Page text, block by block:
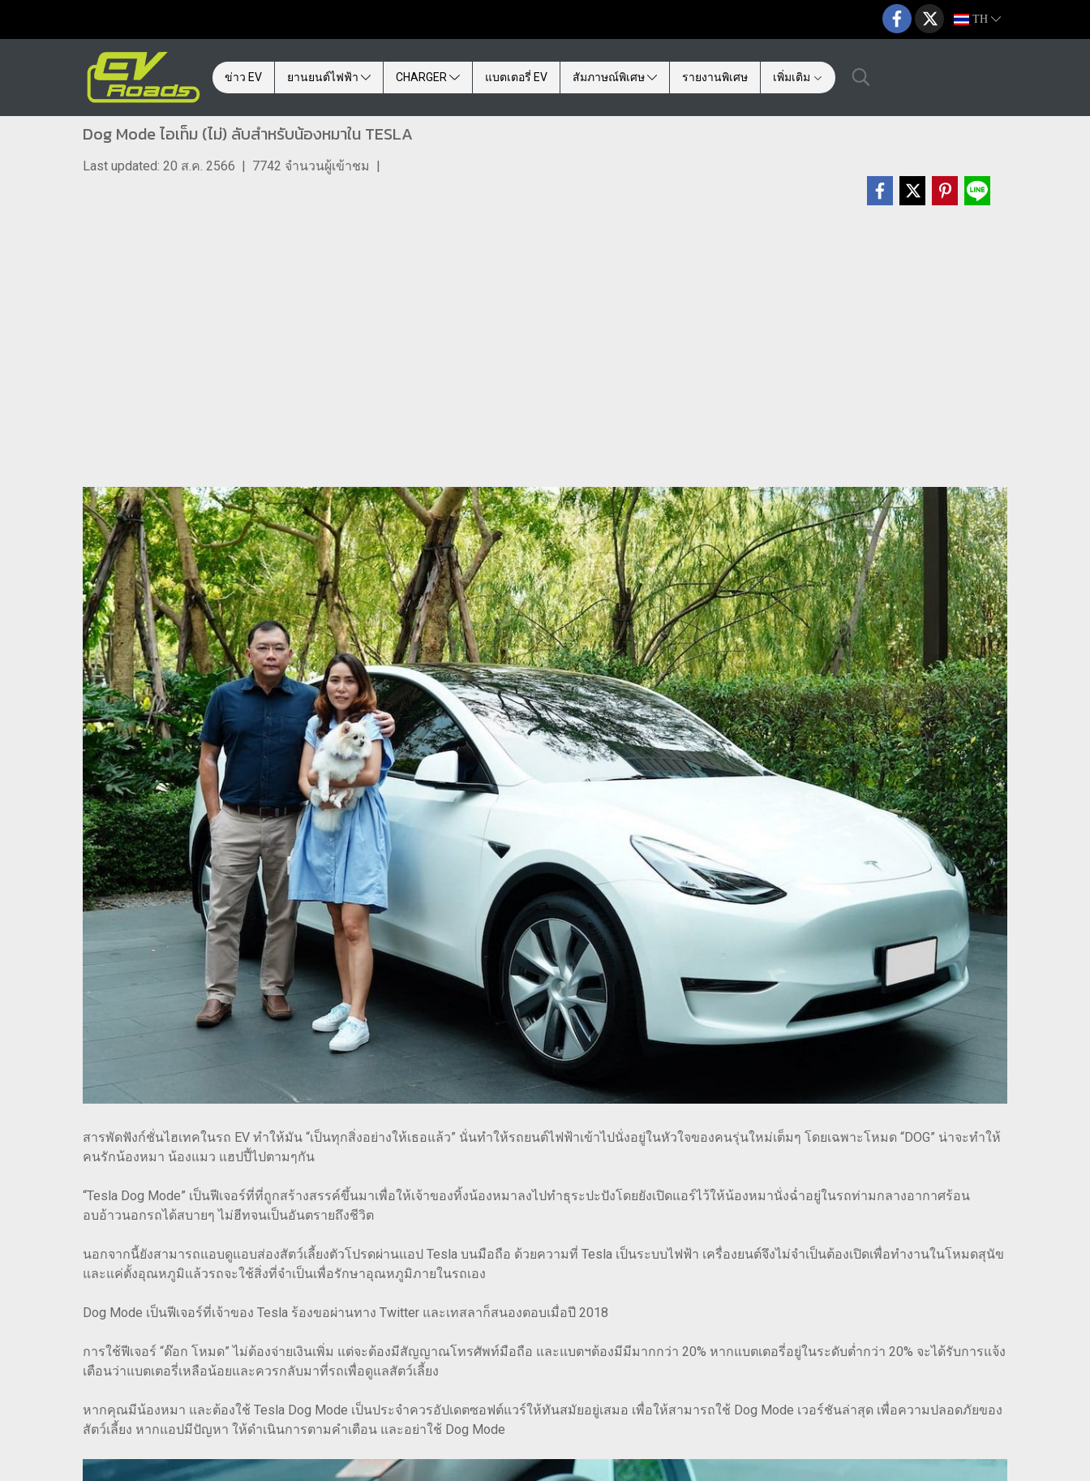
TH
ข่าว EV ยานยนต์ไฟฟ้า CHARGER แบตเตอรี่ EV สัมภาษณ์พิเศษ รายงานพิเศษ เพิ่มเติม
Dog Mode ไอเท็ม (ไม่) ลับสำหรับน้องหมาใน TESLA
Last updated: 20 ส.ค. 2566 | 7742 จำนวนผู้เข้าชม |
สารพัดฟังก์ชั่นไฮเทคในรถ EV ทำให้มัน “เป็นทุกสิ่งอย่างให้เธอแล้ว” นั่นทำให้รถยนต์ไฟฟ้าเข้าไปนั่งอยู่ในหัวใจของคนรุ่นใหม่เต็มๆ โดยเฉพาะโหมด “DOG” น่าจะทำให้
คนรักน้องหมา น้องแมว แฮปปี้ไปตามๆกัน
“Tesla Dog Mode” เป็นฟีเจอร์ที่ที่ถูกสร้างสรรค์ขึ้นมาเพื่อให้เจ้าของทิ้งน้องหมาลงไปทำธุระปะปังโดยยังเปิดแอร์ไว้ให้น้องหมานั่งฉ่ำอยู่ในรถท่ามกลางอากาศร้อน
อบอ้าวนอกรถได้สบายๆ ไม่ฮีทจนเป็นอันตรายถึงชีวิต
นอกจากนี้ยังสามารถแอบดูแอบส่องสัตว์เลี้ยงตัวโปรดผ่านแอป Tesla บนมือถือ ด้วยความที่ Tesla เป็นระบบไฟฟ้า เครื่องยนต์จึงไม่จำเป็นต้องเปิดเพื่อทำงานในโหมดสุนัข
และแค่ตั้งอุณหภูมิแล้วรถจะใช้สิ่งที่จำเป็นเพื่อรักษาอุณหภูมิภายในรถเอง
Dog Mode เป็นฟีเจอร์ที่เจ้าของ Tesla ร้องขอผ่านทาง Twitter และเทสลาก็สนองตอบเมื่อปี 2018
การใช้ฟีเจอร์ “ด๊อก โหมด” ไม่ต้องจ่ายเงินเพิ่ม แต่จะต้องมีสัญญาณโทรศัพท์มือถือ และแบตฯต้องมีมีมากกว่า 20% หากแบตเตอรี่อยู่ในระดับต่ำกว่า 20% จะได้รับการแจ้ง
เตือนว่าแบตเตอรี่เหลือน้อยและควรกลับมาที่รถเพื่อดูแลสัตว์เลี้ยง
หากคุณมีน้องหมา และต้องใช้ Tesla Dog Mode เป็นประจำควรอัปเดตซอฟต์แวร์ให้ทันสมัยอยู่เสมอ เพื่อให้สามารถใช้ Dog Mode เวอร์ชันล่าสุด เพื่อความปลอดภัยของ
สัตว์เลี้ยง หากแอปมีปัญหา ให้ดำเนินการตามคำเตือน และอย่าใช้ Dog Mode